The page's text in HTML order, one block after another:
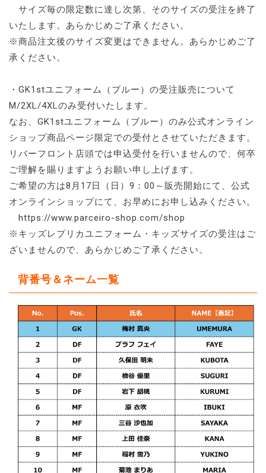
サイズ毎の限定数に達し次第、そのサイズの受注を終了
いたします。あらかじめご了承ください。
※商品注文後のサイズ変更はできません。あらかじめご了
承ください。
・GK1stユニフォーム（ブルー）の受注販売について
M/2XL/4XLのみ受付いたします。
なお、GK1stユニフォーム（ブルー）のみ公式オンライン
ショップ商品ページ限定での受付とさせていただきます。
リバーフロント店頭では申込受付を行いませんので、何卒
ご理解を賜りますようお願い申し上げます。
ご希望の方は8月17日（日）9：00～販売開始にて、公式
オンラインショップにて、お早めにお申し込みください。
https://www.parceiro-shop.com/shop
※キッズレプリカユニフォーム・キッズサイズの受注はご
ざいませんので、あらかじめご了承ください。
背番号＆ネーム一覧